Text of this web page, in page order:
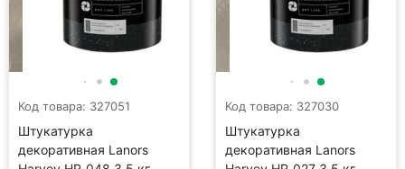
Код товара: 327051
Штукатурка
декоративная Lanors
Код товара: 327030
Штукатурка
декоративная Lanors